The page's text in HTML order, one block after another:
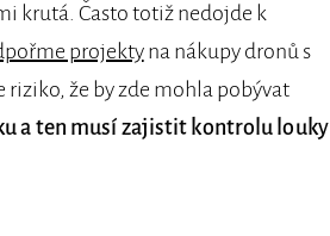
krutá. Často totiž nedojde k
projektyna nákupy dronů s
že by zde mohla pobývat
a ten musí zajistit kontrolu louky